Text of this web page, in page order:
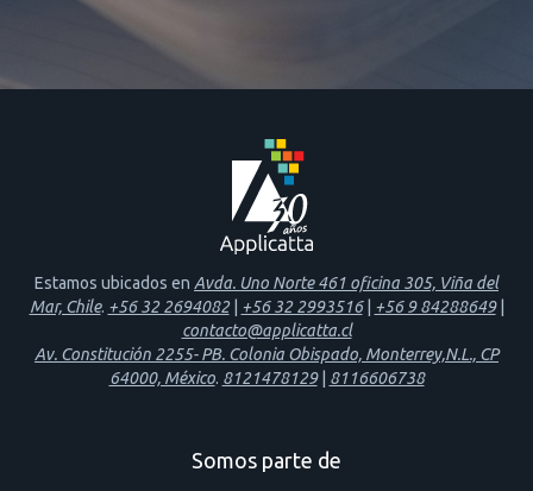
Estamos ubicados en Avda. Uno Norte 461 oficina 305, Viña del
Mar, Chile. +56 32 2694082| +56 32 2993516| +56 9 84288649|
contacto@applicatta.cl
Av. Constitución 2255- PB. Colonia Obispado, Monterrey,N.L., CP
64000, México. 8121478129| 8116606738
Somos parte de